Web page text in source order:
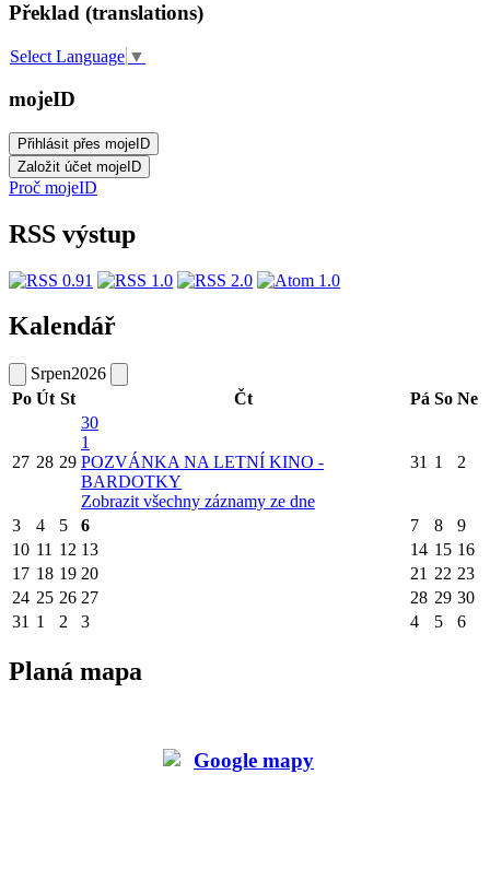
Překlad (translations)
Select Language ▼
mojeID
Proč mojeID
RSS výstup
Kalendář
Srpen2026
Po Út St Čt Pá So Ne
27 28 29
30
1
POZVÁNKA NA LETNÍ KINO -
BARDOTKY
Zobrazit všechny záznamy ze dne
31 1 2
3 4 5 6 7 8
9
10 11 12 13 14 15 16
17 18 19 20 21 22 23
24 25 26 27 28 29 30
31 1 2 3 4 5 6
Planá mapa